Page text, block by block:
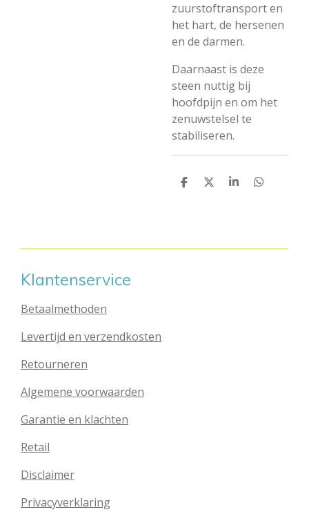
zuurstoftransport en
het hart, de hersenen
en de darmen.
Daarnaast is deze
steen nuttig bij
hoofdpijn en om het
zenuwstelsel te
stabiliseren.
D
D
S
D
Klantenservice
Betaalmethoden
Levertijd en verzendkosten
Retourneren
Algemene voorwaarden
Garantie en klachten
Retail
Disclaimer
Privacyverklaring